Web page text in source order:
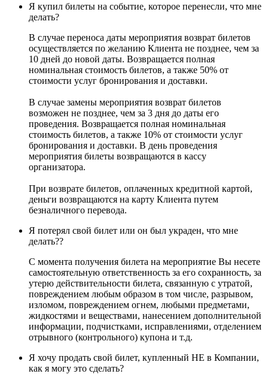
Я купил билеты на событие, которое перенесли, что мне
делать?
В случае переноса даты мероприятия возврат билетов
осуществляется по желанию Клиента не позднее, чем за
10 дней до новой даты. Возвращается полная
номинальная стоимость билетов, а также 50% от
стоимости услуг бронирования и доставки.
В случае замены мероприятия возврат билетов
возможен не позднее, чем за 3 дня до даты его
проведения. Возвращается полная номинальная
стоимость билетов, а также 10% от стоимости услуг
бронирования и доставки. В день проведения
мероприятия билеты возвращаются в кассу
организатора.
При возврате билетов, оплаченных кредитной картой,
деньги возвращаются на карту Клиента путем
безналичного перевода.
Я потерял свой билет или он был украден, что мне
делать??
С момента получения билета на мероприятие Вы несете
самостоятельную ответственность за его сохранность, за
утерю действительности билета, связанную с утратой,
повреждением любым образом в том числе, разрывом,
изломом, повреждением огнем, любыми предметами,
жидкостями и веществами, нанесением дополнительной
информации, подчистками, исправлениями, отделением
отрывного (контрольного) купона и т.д.
Я хочу продать свой билет, купленный НЕ в Компании,
как я могу это сделать?